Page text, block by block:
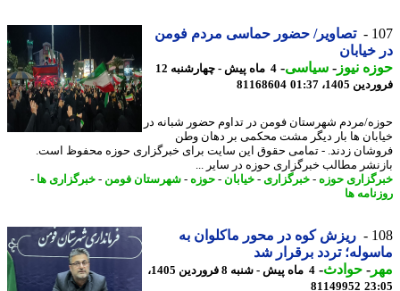
تصاویر/ حضور حماسی مردم فومن
نیوز-سیاسی-
4 ماه پیش - چهارشنبه 12
1405، 01:37
81168604
مردم شهرستان فومن در تداوم حضور شبانه در
ها بار دیگر مشت محکمی بر دهان وطن
زدند. - تمامی حقوق این سایت برای خبرگزاری حوزه محفوظ است.
مطالب خبرگزاری حوزه در سایر ...
حوزه-خبرگزاری - خیابان-حوزه-شهرستان فومن-خبرگزاری ها -
ها
ریزش کوه در محور ماکلوان به
تردد برقرار شد
-حوادث -
4 ماه پیش - شنبه 8 فروردین 1405،
81149952